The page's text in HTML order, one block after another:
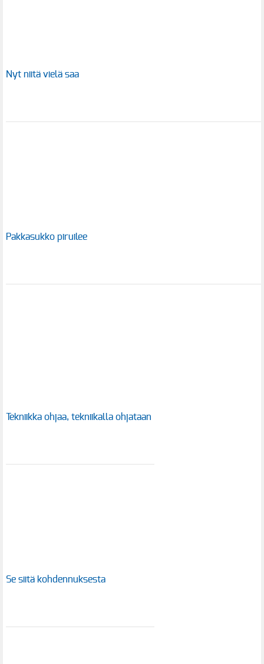
Nyt niitä vielä saa
Pakkasukko piruilee
Tekniikka ohjaa, tekniikalla ohjataan
Se siitä kohdennuksesta